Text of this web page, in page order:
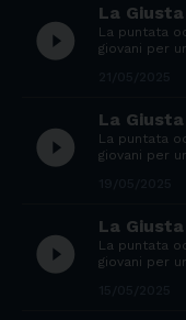
play_circle_filled
La
La puntata
giovani per
play_circle_filled
La
La puntata
giovani per
play_circle_filled
La
La puntata
giovani per